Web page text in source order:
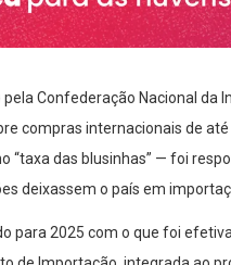
Confederação Nacional da
compras internacionais de até
das blusinhas” — foi
deixassem o país em
para 2025 com o que foi